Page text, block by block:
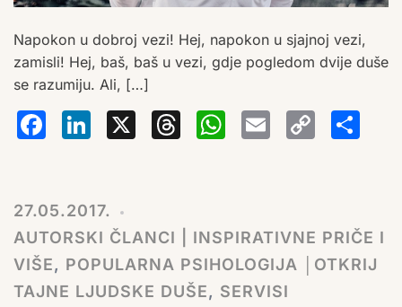
Napokon u dobroj vezi! Hej, napokon u sjajnoj vezi,
zamisli! Hej, baš, baš u vezi, gdje pogledom dvije duše
se razumiju. Ali, […]
Facebook
LinkedIn
X Threads
Email
27.05.2017.
AUTORSKI ČLANCI | INSPIRATIVNE PRIČE I
VIŠE, POPULARNA PSIHOLOGIJA │OTKRIJ
TAJNE LJUDSKE DUŠE, SERVISI